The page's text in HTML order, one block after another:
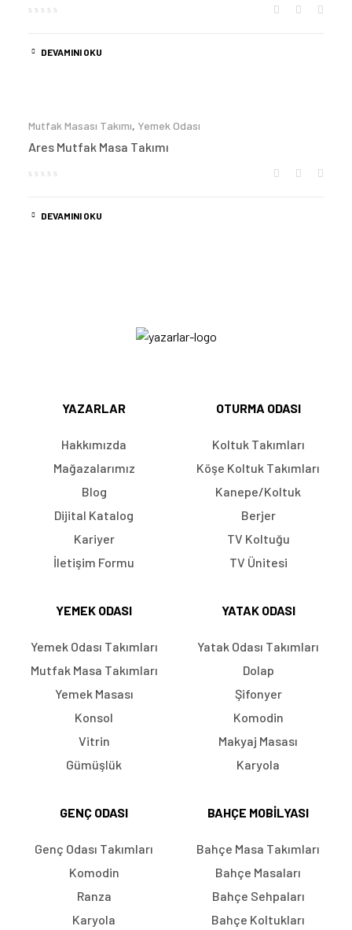
DEVAMINI OKU
Mutfak Masası Takımı, Yemek Odası
Ares Mutfak Masa Takımı
DEVAMINI OKU
YAZARLAR
Hakkımızda
Mağazalarımız
Blog
Dijital Katalog
Kariyer
İletişim Formu
OTURMA ODASI
Koltuk Takımları
Köşe Koltuk Takımları
Kanepe/Koltuk
Berjer
TV Koltuğu
TV Ünitesi
YEMEK ODASI
Yemek Odası Takımları
Mutfak Masa Takımları
Yemek Masası
Konsol
Vitrin
Gümüşlük
YATAK ODASI
Yatak Odası Takımları
Dolap
Şifonyer
Komodin
Makyaj Masası
Karyola
GENÇ ODASI
Genç Odası Takımları
Komodin
Ranza
Karyola
BAHÇE MOBILYASI
Bahçe Masa Takımları
Bahçe Masaları
Bahçe Sehpaları
Bahçe Koltukları